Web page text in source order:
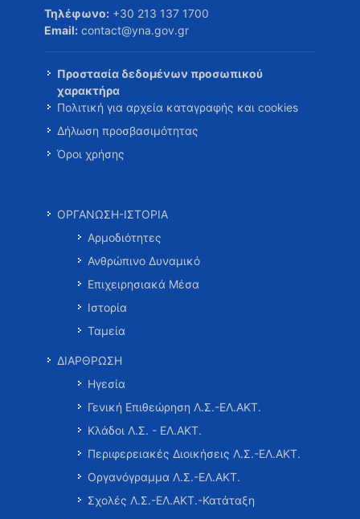
Τηλέφωνο: +30 213 137 1700
Email: contact@yna.gov.gr
Προστασία δεδομένων προσωπικού
χαρακτήρα
Πολιτική για αρχεία καταγραφής και cookies
Δήλωση προσβασιμότητας
Όροι χρήσης
ΟΡΓΑΝΩΣΗ-ΙΣΤΟΡΙΑ
Αρμοδιότητες
Ανθρώπινο Δυναμικό
Επιχειρησιακά Μέσα
Ιστορία
Ταμεία
ΔΙΑΡΘΡΩΣΗ
Ηγεσία
Γενική Επιθεώρηση Λ.Σ.-ΕΛ.ΑΚΤ.
Κλάδοι Λ.Σ. - ΕΛ.ΑΚΤ.
Περιφερειακές Διοικήσεις Λ.Σ.-ΕΛ.ΑΚΤ.
Οργανόγραμμα Λ.Σ.-ΕΛ.ΑΚΤ.
Σχολές Λ.Σ.-ΕΛ.ΑΚΤ.-Κατάταξη